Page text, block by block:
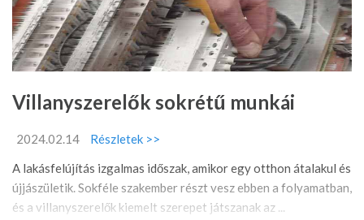
Villanyszerelők sokrétű munkái
2024.02.14
Részletek >>
A lakásfelújítás izgalmas időszak, amikor egy otthon átalakul és
újjászületik. Sokféle szakember részt vesz ebben a folyamatban,
és a villanyszerelők kiemelt szerepet játszanak az ...